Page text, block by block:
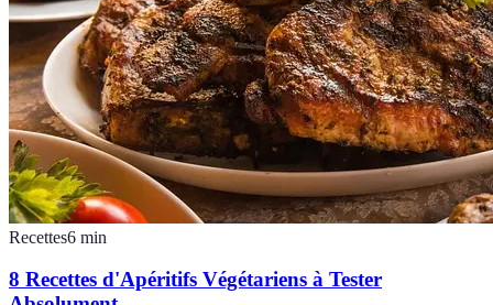
Recettes6 min
8 Recettes d'Apéritifs Végétariens à Tester